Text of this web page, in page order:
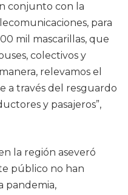
conjunto con la
para
mil mascarillas, que
colectivos y
relevamos el
a través del resguardo
y pasajeros”,
la región aseveró
público no han
pandemia,